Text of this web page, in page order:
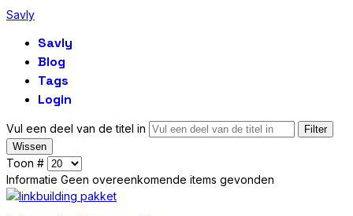
Savly
Savly
Blog
Tags
Login
Vul een deel van de titel in
Filter
Wissen
Toon #
Informatie Geen overeenkomende items gevonden